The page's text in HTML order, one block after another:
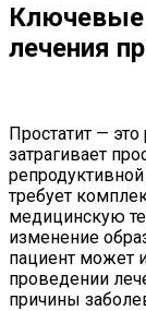
Ключевые
лечения
Простатит —
затрагивает
требует
медицинскую
изменение
пациент может
проведении
причины